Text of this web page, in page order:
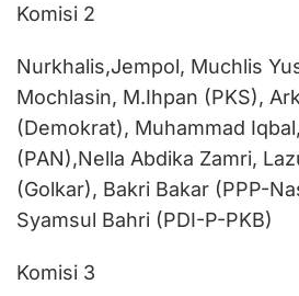
Komisi 2
Nurkhalis,Jempol, Muchlis
Mochlasin, M.Ihpan (PKS),
(Demokrat), Muhammad
(PAN),Nella Abdika Zamri,
(Golkar), Bakri Bakar (PPP-
Syamsul Bahri (PDI-P-PKB)
Komisi 3